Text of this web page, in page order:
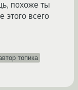
похоже ты
этого всего
топика